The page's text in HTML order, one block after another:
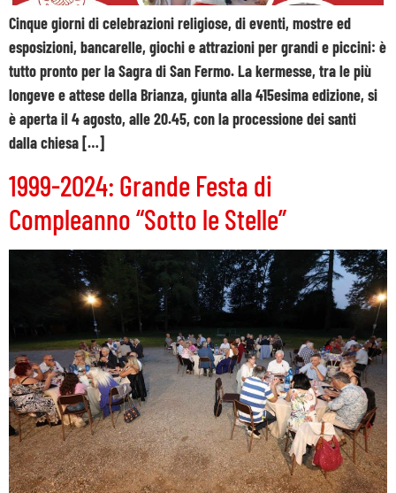
Cinque giorni di celebrazioni religiose, di eventi, mostre ed
esposizioni, bancarelle, giochi e attrazioni per grandi e piccini: è
tutto pronto per la Sagra di San Fermo. La kermesse, tra le più
longeve e attese della Brianza, giunta alla 415esima edizione, si
è aperta il 4 agosto, alle 20.45, con la processione dei santi
dalla chiesa […]
1999-2024: Grande Festa di
Compleanno “Sotto le Stelle”